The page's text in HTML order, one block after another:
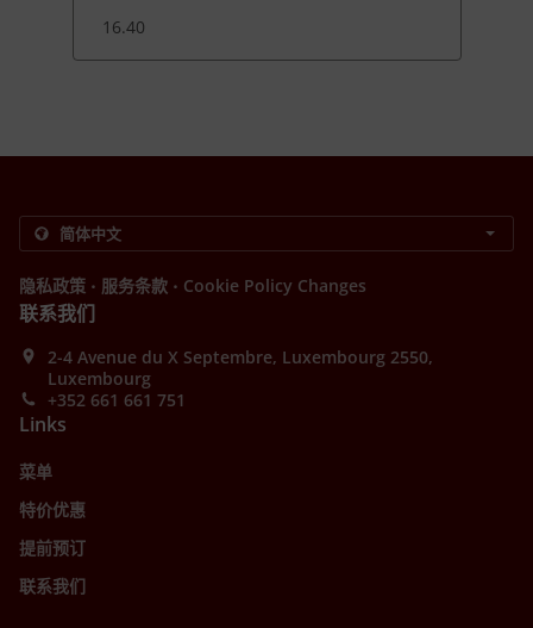
16.40
隐私政策 . 服务条款 . Cookie Policy Changes
联系我们
2-4 Avenue du X Septembre, Luxembourg 2550,
Luxembourg
+352 661 661 751
Links
菜单
特价优惠
提前预订
联系我们